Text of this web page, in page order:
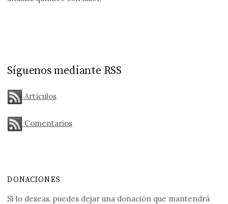
Síguenos mediante RSS
Artículos
Comentarios
DONACIONES
Si lo deseas, puedes dejar una donación que mantendrá